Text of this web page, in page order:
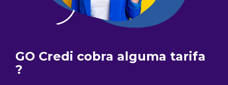
GO Credi cobra alguma tarifa
?